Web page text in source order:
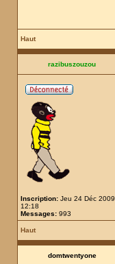
Haut
razibuszouzou
Inscription: Jeu 24 Déc 2009
12:18
Messages: 993
Haut
domtwentyone